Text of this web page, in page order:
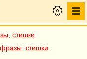
стишки
фразы стишки